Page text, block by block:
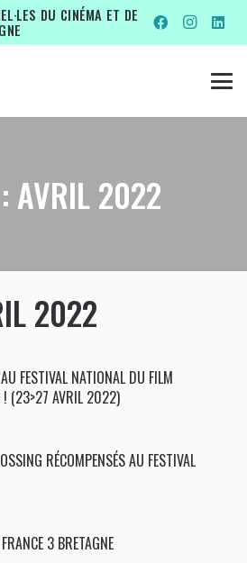
DU CINÉMA ET DE
AVRIL 2022
2022
FESTIVAL NATIONAL DU FILM
! (23>27 AVRIL 2022)
RÉCOMPENSÉS AU FESTIVAL
3 BRETAGNE